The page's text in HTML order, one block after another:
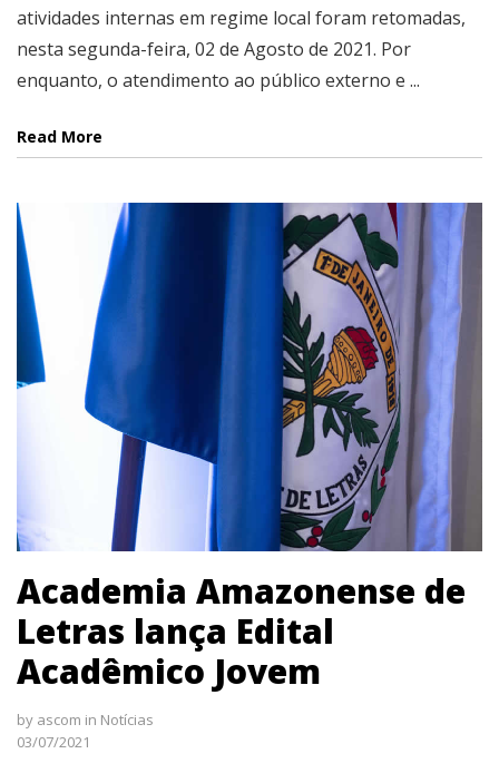
atividades internas em regime local foram retomadas,
nesta segunda-feira, 02 de Agosto de 2021. Por
enquanto, o atendimento ao público externo e ...
Read More
Academia Amazonense de
Letras lança Edital
Acadêmico Jovem
by ascom in Notícias
03/07/2021